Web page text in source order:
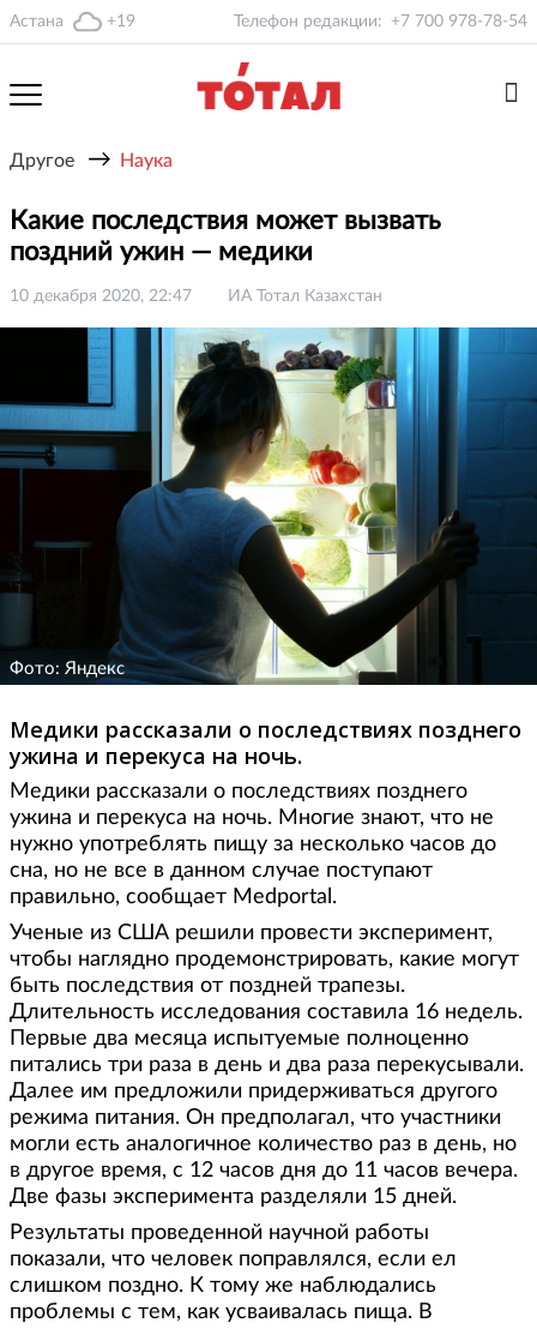
Астана +19 Телефон редакции: +7 700 978-78-54
Другое → Наука
Какие последствия может вызвать
поздний ужин — медики
10 декабря 2020, 22:47 ИА Тотал Казахстан
Фото: Яндекс
Медики рассказали о последствиях позднего
ужина и перекуса на ночь.
Медики рассказали о последствиях позднего
ужина и перекуса на ночь. Многие знают, что не
нужно употреблять пищу за несколько часов до
сна, но не все в данном случае поступают
правильно, сообщает Medportal.
Ученые из США решили провести эксперимент,
чтобы наглядно продемонстрировать, какие могут
быть последствия от поздней трапезы.
Длительность исследования составила 16 недель.
Первые два месяца испытуемые полноценно
питались три раза в день и два раза перекусывали.
Далее им предложили придерживаться другого
режима питания. Он предполагал, что участники
могли есть аналогичное количество раз в день, но
в другое время, с 12 часов дня до 11 часов вечера.
Две фазы эксперимента разделяли 15 дней.
Результаты проведенной научной работы
показали, что человек поправлялся, если ел
слишком поздно. К тому же наблюдались
проблемы с тем, как усваивалась пища. В